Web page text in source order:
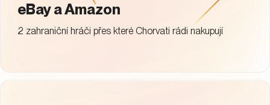
eBay a Amazon
2 zahraniční hráči přes které Chorvati rádi nakupují